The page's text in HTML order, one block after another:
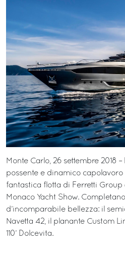
Monte Carlo, 26 settembre 2018
possente e dinamico capolavoro
fantastica flotta di Ferretti Group
Monaco Yacht Show.
d’incomparabile bellezza: il
Navetta 42, il planante Custom
110’ Dolcevita.